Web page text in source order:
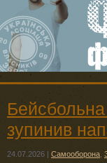
Бейсбольна
зупинив
24.07.2026 | Самооборона